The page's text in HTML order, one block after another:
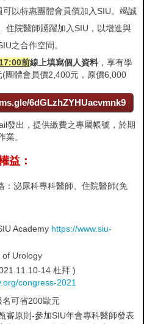
以特惠團體會員價加入SIU。竭誠
住院醫師踴躍加入SIU，以增進與
之合作空間。
前線上填寫個人資料 ，享有學
團體會員價2,400元，原價6,000
6dGLzhZYHUacvmnk9
發出，提供繳費之專屬帳號，於期
業。
益：
：泌尿科專科醫師、住院醫師(免
Academy https://www.siu-
of Urology
14 杜拜 )
congress-2021
可省200歐元
審原則-參加SIU年會專科醫師發表